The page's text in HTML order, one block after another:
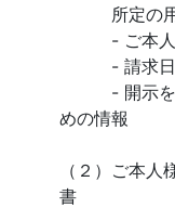
所定の用紙
- ご本人様
- 請求日
- 開示をお
めの情報
（２）ご本
書